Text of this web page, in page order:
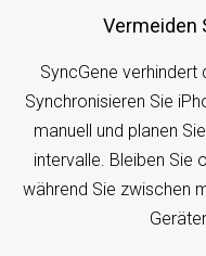
SyncGene verhindert
Synchronisieren Sie
manuell und planen
intervalle. Bleiben Sie
während Sie zwischen